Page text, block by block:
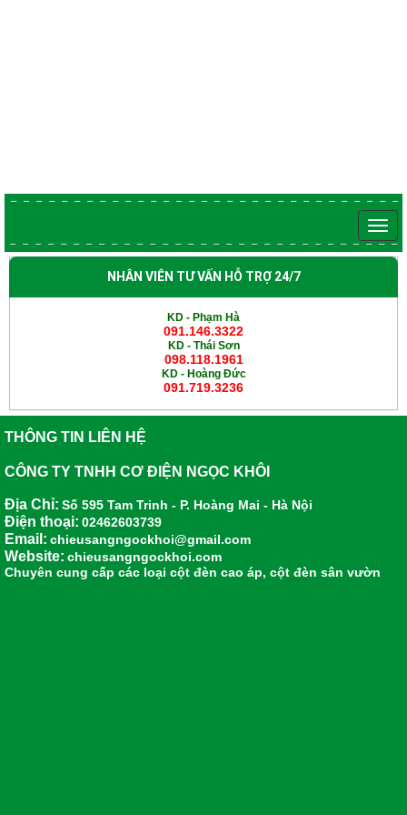
NHÂN VIÊN TƯ VẤN HỖ TRỢ 24/7
KD - Phạm Hà
091.146.3322
KD - Thái Sơn
098.118.1961
KD - Hoàng Đức
091.719.3236
THÔNG TIN LIÊN HỆ
CÔNG TY TNHH CƠ ĐIỆN NGỌC KHÔI
Địa Chỉ: Số 595 Tam Trinh - P. Hoàng Mai - Hà Nội
Điện thoại: 02462603739
Email: chieusangngockhoi@gmail.com
Website: chieusangngockhoi.com
Chuyên cung cấp các loại cột đèn cao áp, cột đèn sân vườn